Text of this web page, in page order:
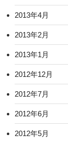
2013年4月
2013年2月
2013年1月
2012年12月
2012年7月
2012年6月
2012年5月